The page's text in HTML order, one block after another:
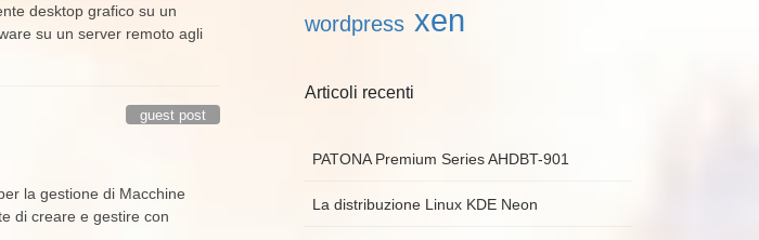
desktop grafico su un
su un server remoto agli
guest post
la gestione di Macchine
di creare e gestire con
wordpress xen
Articoli recenti
PATONA Premium Series AHDBT-901
La distribuzione Linux KDE Neon